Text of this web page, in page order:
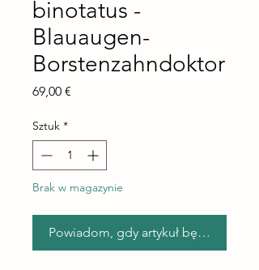
binotatus -
Blauaugen-
Borstenzahndoktor
69,00 €
Sztuk *
Brak w magazynie
Powiadom, gdy artykuł będzie